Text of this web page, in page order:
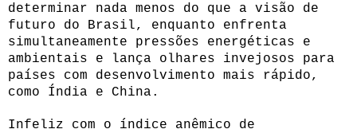
determinar nada menos do que a visão de
futuro do Brasil, enquanto enfrenta
simultaneamente pressões energéticas e
ambientais e lança olhares invejosos para
países com desenvolvimento mais rápido,
como Índia e China.
Infeliz com o índice anêmico de